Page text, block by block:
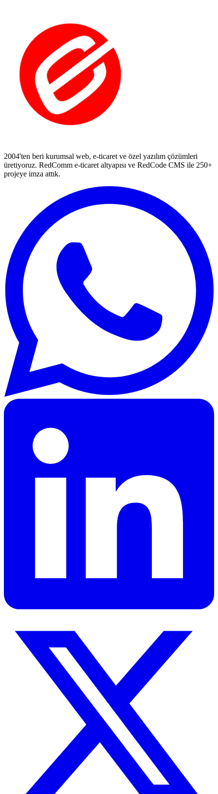
2004'ten beri kurumsal web, e-ticaret ve özel yazılım çözümleri
üretiyoruz. RedComm e-ticaret altyapısı ve RedCode CMS ile 250+
projeye imza attık.